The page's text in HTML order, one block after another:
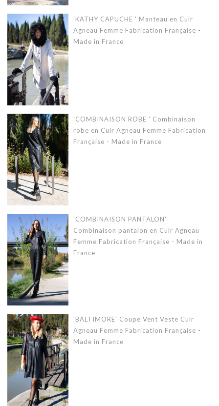
'KATHY CAPUCHE ' Manteau en Cuir
Agneau Femme Fabrication Française -
Made in France
'COMBINAISON ROBE ' Combinaison
robe en Cuir Agneau Femme Fabrication
Française - Made in France
'COMBINAISON PANTALON'
Combinaison pantalon en Cuir Agneau
Femme Fabrication Française - Made in
France
'BALTIMORE' Coupe Vent Veste Cuir
Agneau Femme Fabrication Française -
Made in France